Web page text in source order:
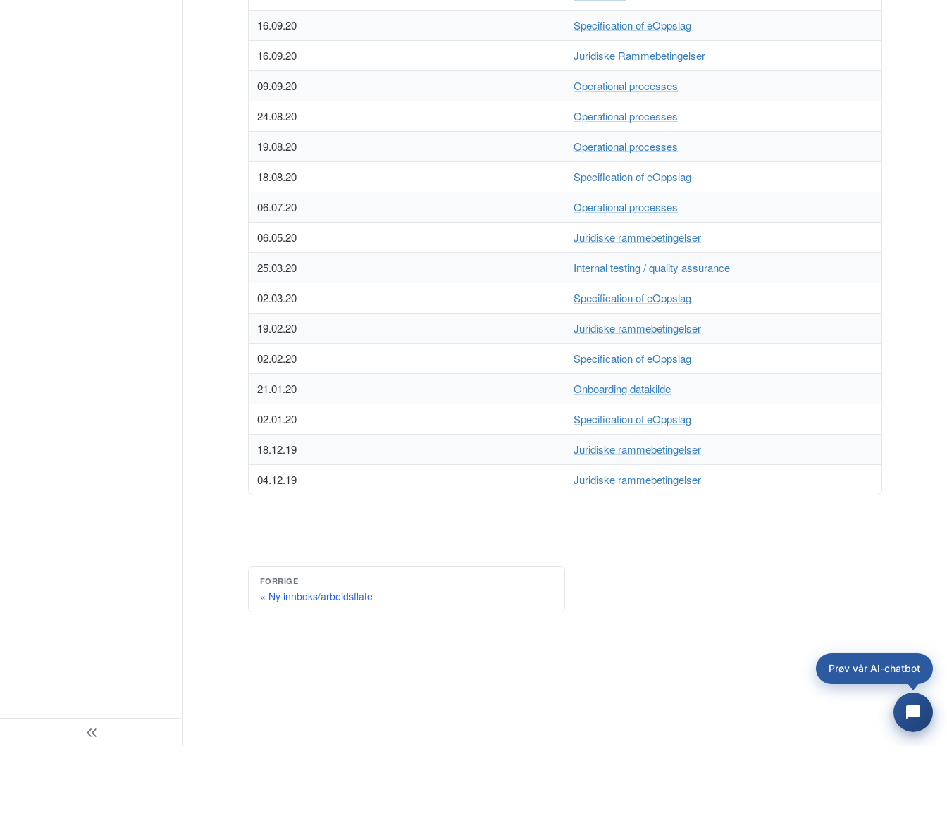
16.09.20 Specification of eOppslag
16.09.20 Juridiske Rammebetingelser
09.09.20 Operational processes
24.08.20 Operational processes
19.08.20 Operational processes
18.08.20 Specification of eOppslag
06.07.20 Operational processes
06.05.20 Juridiske rammebetingelser
25.03.20 Internal testing / quality assurance
02.03.20 Specification of eOppslag
19.02.20 Juridiske rammebetingelser
02.02.20 Specification of eOppslag
21.01.20 Onboarding datakilde
02.01.20 Specification of eOppslag
18.12.19 Juridiske rammebetingelser
04.12.19 Juridiske rammebetingelser
FORRIGE
« Ny innboks/arbeidsflate
Prøv vår AI-chatbot